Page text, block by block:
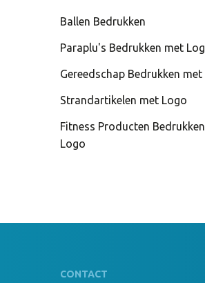
Ballen Bedrukken
Paraplu's Bedrukken met
Gereedschap Bedrukken
Strandartikelen met Logo
Fitness Producten
Logo
CONTACT